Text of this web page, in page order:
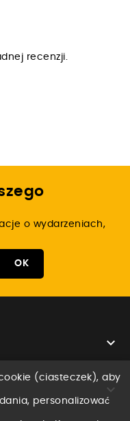
recenzji.
o wydarzeniach,


(ciasteczek), aby
personalizować